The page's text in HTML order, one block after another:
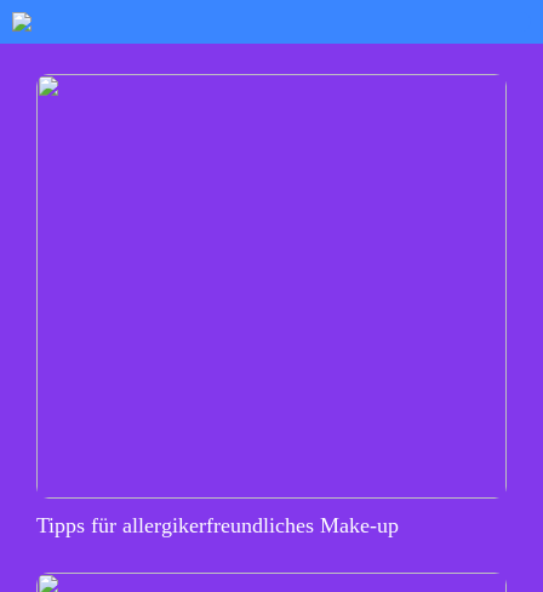
Tipps für allergikerfreundliches Make-up